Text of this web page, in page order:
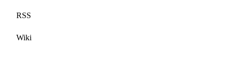
RSS
Wiki